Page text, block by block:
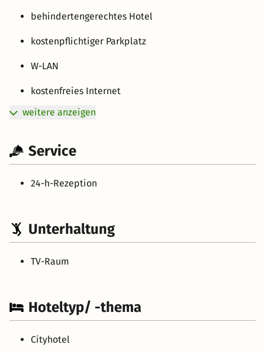
behindertengerechtes Hotel
kostenpflichtiger Parkplatz
W-LAN
kostenfreies Internet
weitere anzeigen
Service
24-h-Rezeption
Unterhaltung
TV-Raum
Hoteltyp/ -thema
Cityhotel